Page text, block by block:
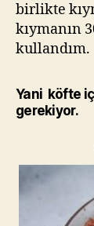
birlikte
kıymanın
kullandım.
Yani köfte
gerekiyor.